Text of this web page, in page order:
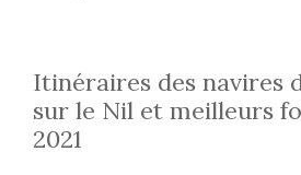
Itinéraires des navires
sur le Nil et meilleurs
2021